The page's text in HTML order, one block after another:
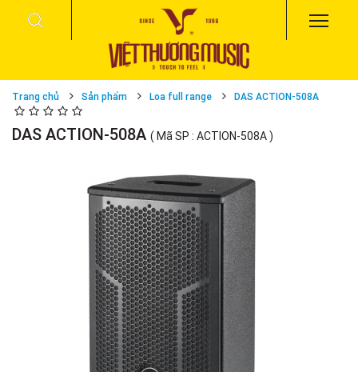
Trang chủ Sản phẩm Loa full range DAS ACTION-508A
DAS ACTION-508A ( Mã SP : ACTION-508A )